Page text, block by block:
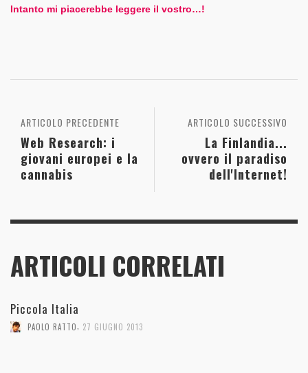
Intanto mi piacerebbe leggere il vostro…!
ARTICOLO SUCCESSIVO
La Finlandia...
ovvero il paradiso
dell'Internet!
ARTICOLO PRECEDENTE
Web Research: i
giovani europei e la
cannabis
ARTICOLI CORRELATI
Piccola Italia
PAOLO RATTO, 27 GIUGNO 2013